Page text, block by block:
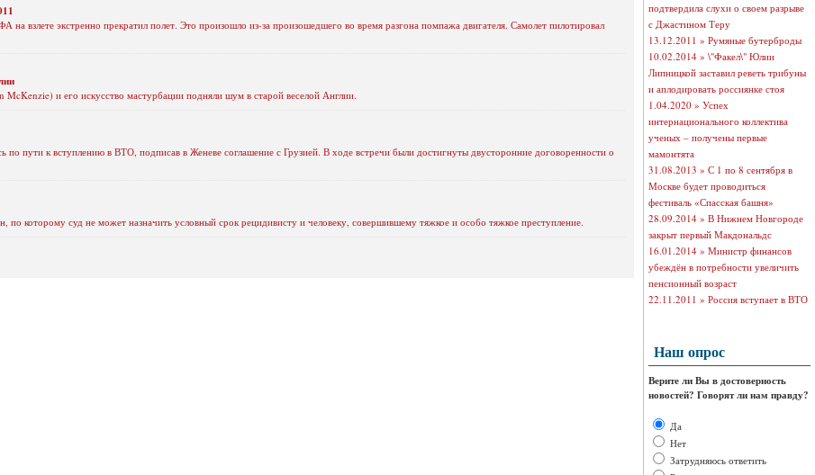
на взлете экстренно прекратил полет. Это произошло из-за произошедшего во время разгона помпажа двигателя. Самолет пилотировал
и его искусство мастурбации подняли шум в старой веселой Англии.
по пути к вступлению в ВТО, подписав в Женеве соглашение с Грузией. В ходе встречи были достигнуты двусторонние договоренности о
по которому суд не может назначить условный срок рецидивисту и человеку, совершившему тяжкое и особо тяжкое преступление.
подтвердила слухи о своем разрыве
с Джастином Теру
13.12.2011 » Румяные бутерброды
10.02.2014 » \"Факел\" Юлии
Липницкой заставил реветь трибуны
и аплодировать россиянке стоя
1.04.2020 » Успех
интернационального коллектива
ученых – получены первые
мамонтята
31.08.2013 » С 1 по 8 сентября в
Москве будет проводиться
фестиваль «Спасская башня»
28.09.2014 » В Нижнем Новгороде
закрыт первый Макдональдс
16.01.2014 » Министр финансов
убеждён в потребности увеличить
пенсионный возраст
22.11.2011 » Россия вступает в ВТО
Наш опрос
Верите ли Вы в достоверность
новостей? Говорят ли нам правду?
Да
Нет
Затрудняюсь ответить